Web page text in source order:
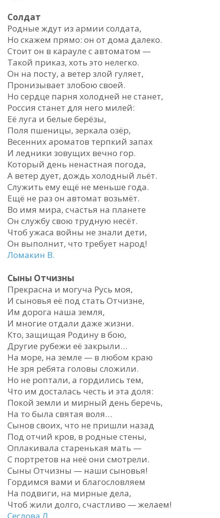
Солдат
Родные ждут из армии солдата,
Но скажем прямо: он от дома далеко.
Стоит он в карауле с автоматом —
Такой приказ, хоть это нелегко.
Он на посту, а ветер злой гуляет,
Пронизывает злобою своей.
Но сердце парня холодней не станет,
Россия станет для него милей:
Её луга и белые берёзы,
Поля пшеницы, зеркала озёр,
Весенних ароматов терпкий запах
И ледники зовущих вечно гор.
Который день ненастная погода,
А ветер дует, дождь холодный льёт.
Служить ему ещё не меньше года.
Ещё не раз он автомат возьмёт.
Во имя мира, счастья на планете
Он службу свою трудную несёт.
Чтоб ужаса войны не знали дети,
Он выполнит, что требует народ!
Ломакин В.
Сыны Отчизны
Прекрасна и могуча Русь моя,
И сыновья её под стать Отчизне,
Им дорога наша земля,
И многие отдали даже жизни.
Кто, защищая Родину в бою,
Другие рубежи её закрыли…
На море, на земле — в любом краю
Не зря ребята головы сложили.
Но не роптали, а гордились тем,
Что им досталась честь и эта доля:
Покой земли и мирный день беречь,
На то была святая воля…
Сынов своих, что не пришли назад
Под отчий кров, в родные стены,
Оплакивала старенькая мать —
С портретов на неё они смотрели.
Сыны Отчизны — наши сыновья!
Гордимся вами и благословляем
На подвиги, на мирные дела,
Чтоб жили долго, счастливо — желаем!